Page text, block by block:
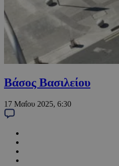
Βάσος Βασιλείου
17 Μαΐου 2025, 6:30